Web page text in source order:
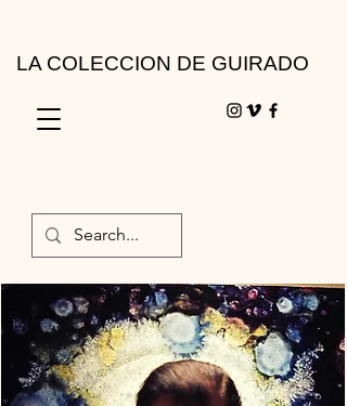
LA COLECCION DE GUIRADO